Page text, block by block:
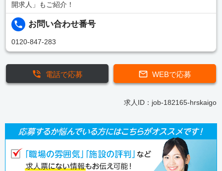
開求人」もご紹介！
お問い合わせ番号
0120-847-283
WEBで応募
電話で応募
求人ID：job-182165-hrskaigo